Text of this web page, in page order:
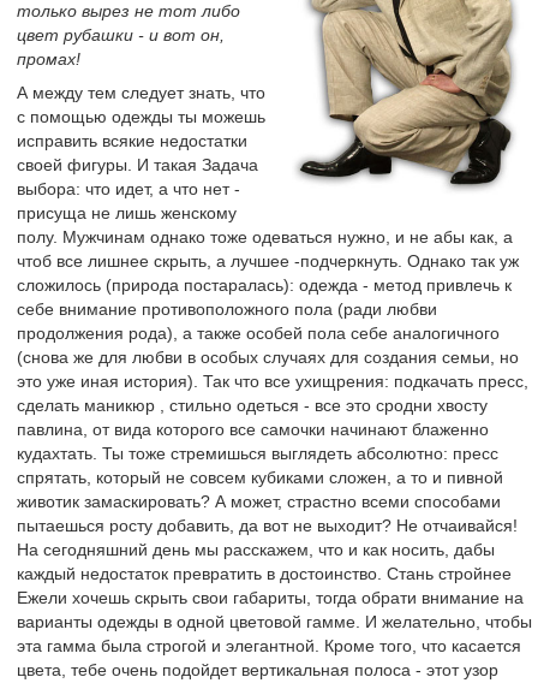
только вырез не тот либо
цвет рубашки - и вот он,
промах!
А между тем следует знать, что
с помощью одежды ты можешь
исправить всякие недостатки
своей фигуры. И такая Задача
выбора: что идет, а что нет -
присуща не лишь женскому
полу. Мужчинам однако тоже одеваться нужно, и не абы как, а
чтоб все лишнее скрыть, а лучшее -подчеркнуть. Однако так уж
сложилось (природа постаралась): одежда - метод привлечь к
себе внимание противоположного пола (ради любви
продолжения рода), а также особей пола себе аналогичного
(снова же для любви в особых случаях для создания семьи, но
это уже иная история). Так что все ухищрения: подкачать пресс,
сделать маникюр , стильно одеться - все это сродни хвосту
павлина, от вида которого все самочки начинают блаженно
кудахтать. Ты тоже стремишься выглядеть абсолютно: пресс
спрятать, который не совсем кубиками сложен, а то и пивной
животик замаскировать? А может, страстно всеми способами
пытаешься росту добавить, да вот не выходит? Не отчаивайся!
На сегодняшний день мы расскажем, что и как носить, дабы
каждый недостаток превратить в достоинство. Стань стройнее
Ежели хочешь скрыть свои габариты, тогда обрати внимание на
варианты одежды в одной цветовой гамме. И желательно, чтобы
эта гамма была строгой и элегантной. Кроме того, что касается
цвета, тебе очень подойдет вертикальная полоса - этот узор